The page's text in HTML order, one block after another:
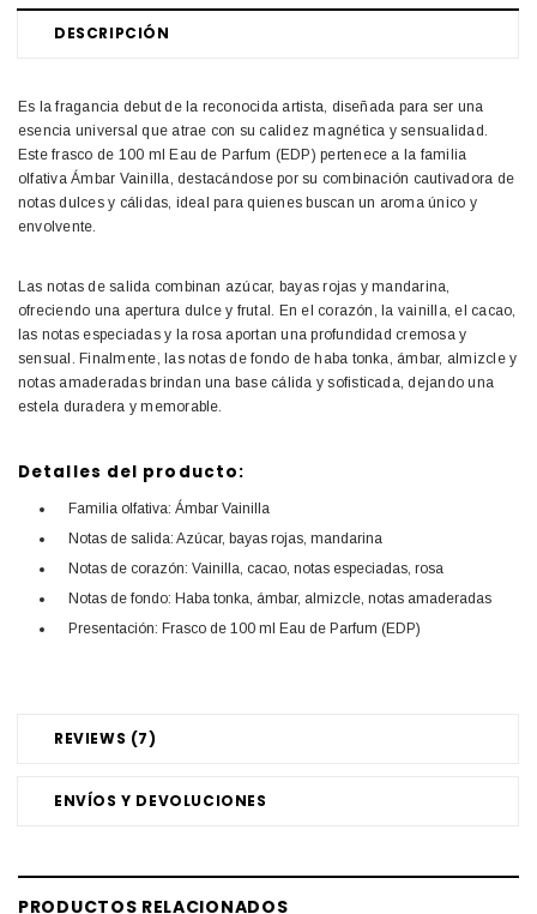
DESCRIPCIÓN
REVIEWS (7)
ENVÍOS Y DEVOLUCIONES
Es la fragancia debut de la reconocida artista, diseñada para ser una
esencia universal que atrae con su calidez magnética y sensualidad.
Este frasco de 100 ml Eau de Parfum (EDP) pertenece a la familia
olfativa Ámbar Vainilla, destacándose por su combinación cautivadora de
notas dulces y cálidas, ideal para quienes buscan un aroma único y
envolvente.
Las notas de salida combinan azúcar, bayas rojas y mandarina,
ofreciendo una apertura dulce y frutal. En el corazón, la vainilla, el cacao,
las notas especiadas y la rosa aportan una profundidad cremosa y
sensual. Finalmente, las notas de fondo de haba tonka, ámbar, almizcle y
notas amaderadas brindan una base cálida y sofisticada, dejando una
estela duradera y memorable.
Detalles del producto:
Familia olfativa: Ámbar Vainilla
Notas de salida: Azúcar, bayas rojas, mandarina
Notas de corazón: Vainilla, cacao, notas especiadas, rosa
Notas de fondo: Haba tonka, ámbar, almizcle, notas amaderadas
Presentación: Frasco de 100 ml Eau de Parfum (EDP)
PRODUCTOS RELACIONADOS